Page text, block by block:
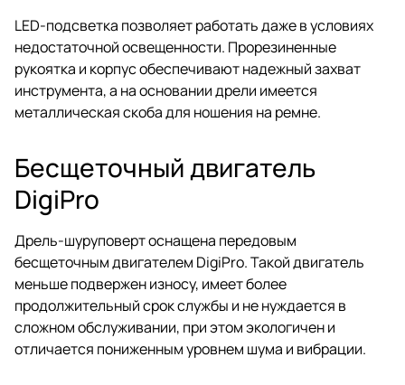
LED-подсветка позволяет работать даже в условиях
недостаточной освещенности. Прорезиненные
рукоятка и корпус обеспечивают надежный захват
инструмента, а на основании дрели имеется
металлическая скоба для ношения на ремне.
Бесщеточный двигатель
DigiPro
Дрель-шуруповерт оснащена передовым
бесщеточным двигателем DigiPro. Такой двигатель
меньше подвержен износу, имеет более
продолжительный срок службы и не нуждается в
сложном обслуживании, при этом экологичен и
отличается пониженным уровнем шума и вибрации.